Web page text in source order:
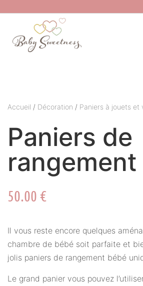
Accueil / Décoration / Paniers à jouets et
Paniers de
rangement
50.00 €
Il vous reste encore quelques
chambre de bébé soit parfaite et
jolis paniers de rangement bébé
Le grand panier vous pouvez